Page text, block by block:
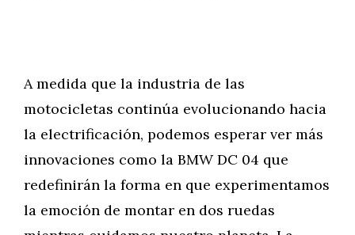
A medida que la industria de las
motocicletas continúa evolucionando hacia
la electrificación, podemos esperar ver más
innovaciones como la BMW DC 04 que
redefinirán la forma en que experimentamos
la emoción de montar en dos ruedas